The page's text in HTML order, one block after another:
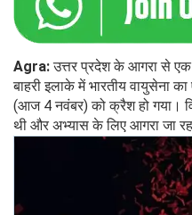
Agra:उत्तर प्रदेश के आगरा से
बाहरी इलाके में भारतीय वायुसेना
(आज 4 नवंबर) को क्रैश हो गया।
थी और अभ्यास के लिए आगरा जा